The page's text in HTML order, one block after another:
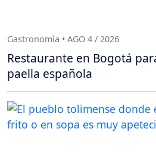
Gastronomía • AGO 4 / 2026
Restaurante en Bogotá
paella española